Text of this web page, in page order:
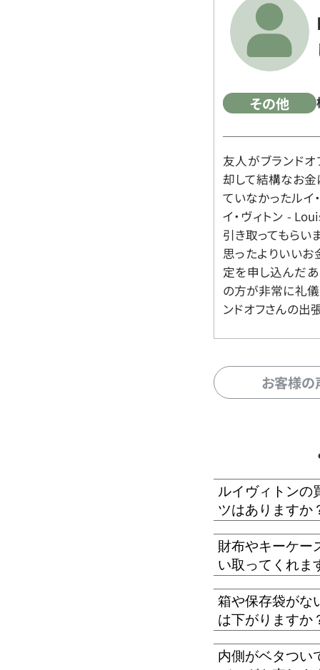
その他
友人がブランド
却して結構なお金
ていなかったルイ
イ・ヴィトン -
引き取ってもらい
思ったよりいいお
定を申し込んだ
の方が非常に礼儀
ンドオフさんの出
お客様
ルイヴィトンの
ツはありますか
財布やキーケー
い取ってくれま
箱や保存袋がな
は下がりますか
内側がベタつい